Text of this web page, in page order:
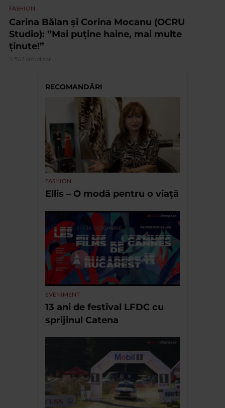
FASHION
Carina Bălan și Corina Mocanu (OCRU
Studio): ”Mai puține haine, mai multe
ținute!”
1.563 vizualizari
RECOMANDĂRI
FASHION
Ellis – O modă pentru o viață
EVENIMENT
13 ani de festival LFDC cu
sprijinul Catena